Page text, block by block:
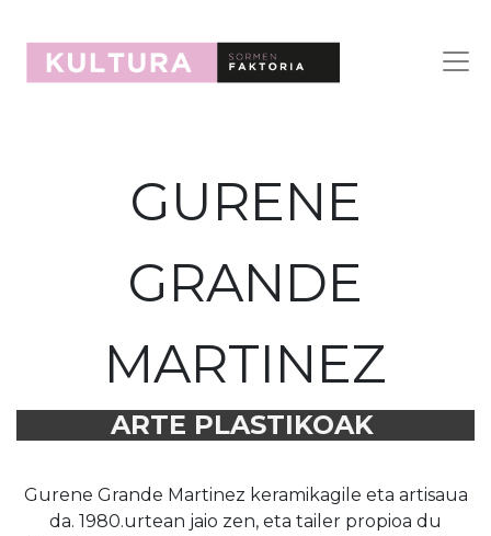
GURENE
GRANDE
MARTINEZ
ARTE PLASTIKOAK
Gurene Grande Martinez keramikagile eta artisaua
da. 1980.urtean jaio zen, eta tailer propioa du